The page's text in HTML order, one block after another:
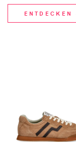
ENTDECKEN